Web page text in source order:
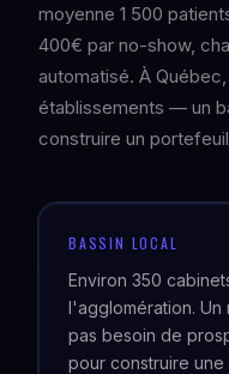
moyenne 1 500
400€ par no-show,
automatisé. À
établissements — un
construire un
BASSIN LOCAL
Environ 350
l'agglomération.
pas besoin de
pour construire